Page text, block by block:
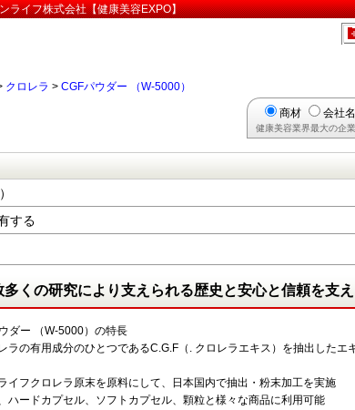
ライフ株式会社【健康美容EXPO】
クロレラ > CGFパウダー （W-5000）
商材 会社名
健康美容業界最大の企
する
多くの研究により支えられる歴史と安心と信頼を支
ダー （W-5000）の特長
ラの有用成分のひとつであるC.G.F（. クロレラエキス）を抽出したエ
イフクロレラ原末を原料にして、日本国内で抽出・粉末加工を実施
ハードカプセル、ソフトカプセル、顆粒と様々な商品に利用可能